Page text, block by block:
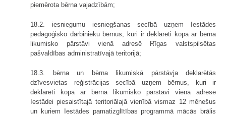
piemērota bērna vajadzībām;
18.2. iesniegumu iesniegšanas secībā uzņem Iestādes
pedagoģisko darbinieku bērnus, kuri ir deklarēti kopā ar bērna
likumisko pārstāvi vienā adresē Rīgas valstspilsētas
pašvaldības administratīvajā teritorijā;
18.3. bērna un bērna likumiskā pārstāvja deklarētās
dzīvesvietas reģistrācijas secībā uzņem bērnus, kuri ir
deklarēti kopā ar bērna likumisko pārstāvi vienā adresē
Iestādei piesaistītajā teritoriālajā vienībā vismaz 12 mēnešus
un kuriem Iestādes pamatizglītības programmā mācās brālis